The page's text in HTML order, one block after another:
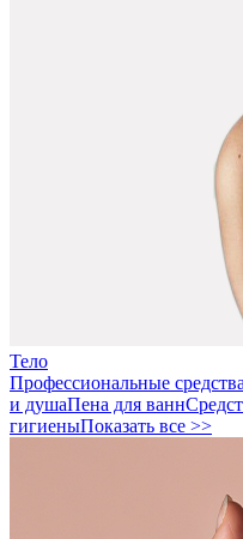
Тело
Профессиональные
и душаПена для ванн
гигиеныПоказать все >>